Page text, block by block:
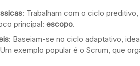
: Trabalham com o ciclo
principal: escopo.
: Baseiam-se no ciclo adaptativo,
exemplo popular é o Scrum, que